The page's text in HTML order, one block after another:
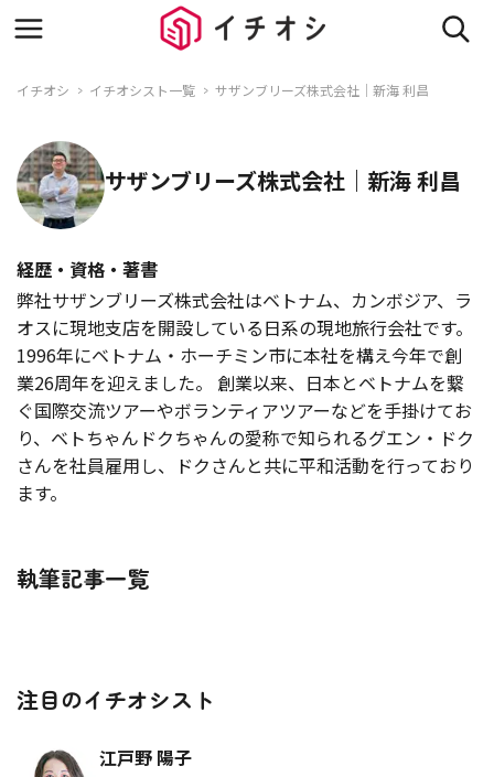
イチオシ イチオシスト一覧 サザンブリーズ株式会社｜新海 利昌
サザンブリーズ株式会社｜新海 利昌
経歴・資格・著書
弊社サザンブリーズ株式会社はベトナム、カンボジア、ラ
オスに現地支店を開設している日系の現地旅行会社です。
1996年にベトナム・ホーチミン市に本社を構え今年で創
業26周年を迎えました。 創業以来、日本とベトナムを繋
ぐ国際交流ツアーやボランティアツアーなどを手掛けてお
り、ベトちゃんドクちゃんの愛称で知られるグエン・ドク
さんを社員雇用し、ドクさんと共に平和活動を行っており
ます。
執筆記事一覧
注目のイチオシスト
江戸野 陽子